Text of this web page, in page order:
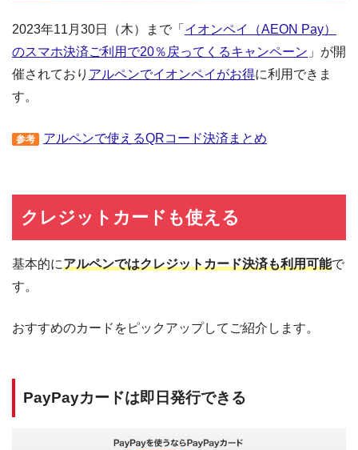
2023年11月30日（木）まで「 イオンペイ（AEON Pay）
のスマホ決済ご利用で20％戻ってくるキャンペーン 」が開
催されており アルペンでイオンペイがお得に利用できま
す。
参考 アルペンで使えるQRコード決済まとめ
クレジットカードも使える
基本的にアルペンではクレジットカード決済も利用可能で
す。
おすすめのカードをピックアップしてご紹介します。
PayPayカードは即日発行できる